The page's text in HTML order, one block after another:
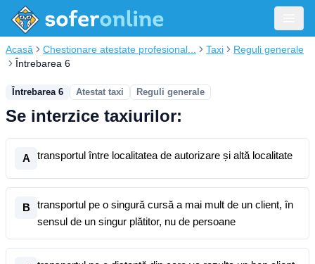
Acasă Chestionare atestate profesional... Taxi
Reguli generale
Întrebarea 6
Întrebarea 6 Atestat taxi Reguli generale
Se interzice taxiurilor:
A transportul între localitatea de autorizare și altă localitate
B
transportul pe o singură cursă a mai mult de un client, în
sensul de un singur plătitor, nu de persoane